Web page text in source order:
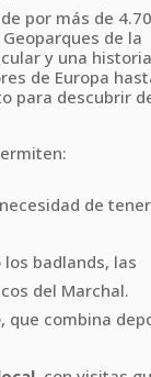
por más de
de la
y una
de Europa
para descubrir
de
los badlands, las
del Marchal.
, que combina